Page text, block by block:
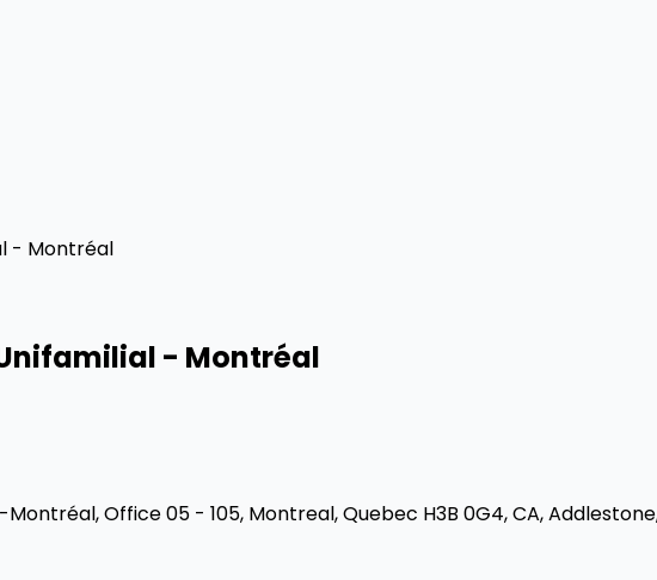
- Montréal
- Montréal
Office 05 - 105, Montreal, Quebec H3B 0G4, CA,